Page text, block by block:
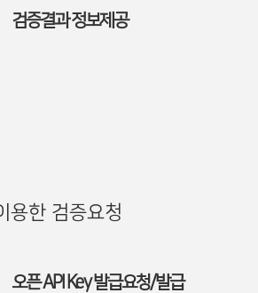
검증결과 정보제공
용한 검증요청
오픈 API Key 발급요청/발급